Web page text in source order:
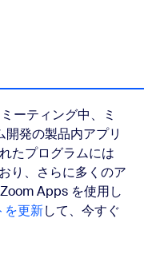
ーティング中、ミ
発の製品内アプリ
たプログラムには
り、さらに多くのア
Apps を使用し
を更新して、今すぐ